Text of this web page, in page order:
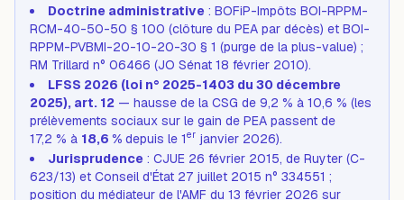
Doctrine administrative : BOFiP-Impôts BOI-RPPM-
RCM-40-50-50 § 100 (clôture du PEA par décès) et BOI-
RPPM-PVBMI-20-10-20-30 § 1 (purge de la plus-value) ;
RM Trillard n° 06466 (JO Sénat 18 février 2010).
LFSS 2026 (loi n° 2025-1403 du 30 décembre
2025), art. 12 — hausse de la CSG de 9,2 % à 10,6 % (les
prélèvements sociaux sur le gain de PEA passent de
17,2 % à 18,6 % depuis le 1er janvier 2026).
Jurisprudence : CJUE 26 février 2015, de Ruyter (C-
623/13) et Conseil d'État 27 juillet 2015 n° 334551 ;
position du médiateur de l'AMF du 13 février 2026 sur